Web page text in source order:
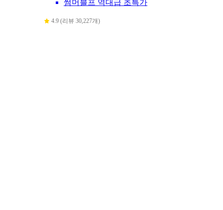
썸머블프 역대급 초특가
4.9 (리뷰 30,227개)